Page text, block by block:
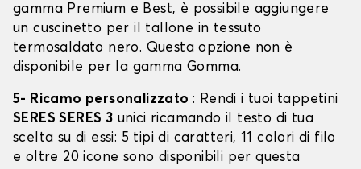
gamma Premium e Best, è possibile aggiungere
un cuscinetto per il tallone in tessuto
termosaldato nero. Questa opzione non è
disponibile per la gamma Gomma.
5- Ricamo personalizzato : Rendi i tuoi tappetini
SERES SERES 3 unici ricamando il testo di tua
scelta su di essi: 5 tipi di caratteri, 11 colori di filo
e oltre 20 icone sono disponibili per questa